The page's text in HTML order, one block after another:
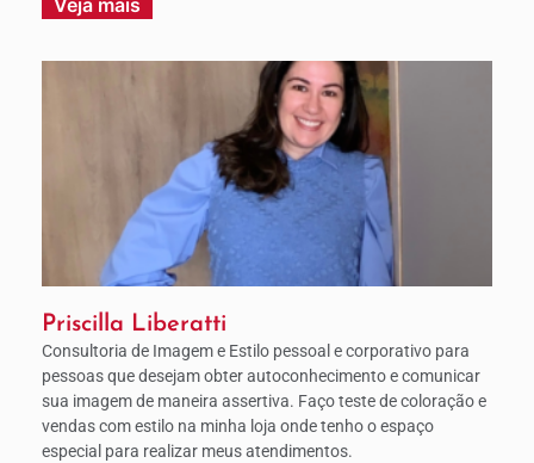
Veja mais
Priscilla Liberatti
Consultoria de Imagem e Estilo pessoal e corporativo para
pessoas que desejam obter autoconhecimento e comunicar
sua imagem de maneira assertiva. Faço teste de coloração e
vendas com estilo na minha loja onde tenho o espaço
especial para realizar meus atendimentos.